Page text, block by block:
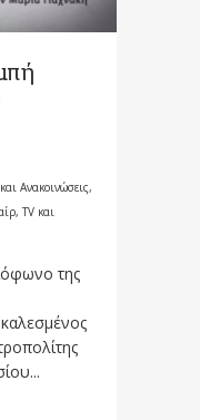
Ανακοινώσεις,
TV και
της